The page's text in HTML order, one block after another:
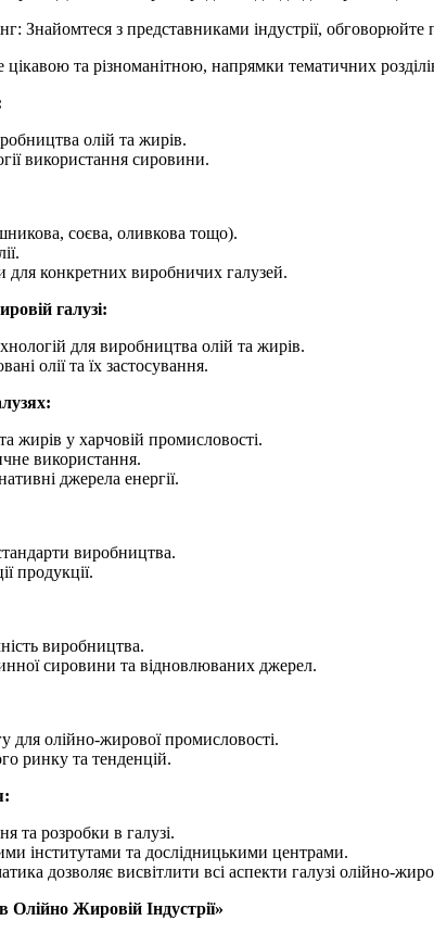
Знайомтеся з представниками індустрії, обговорюйте
та різноманітною, напрямки тематичних
олій та жирів.
використання сировини.
соєва, оливкова тощо).
для конкретних виробничих галузей.
галузі:
для виробництва олій та жирів.
олії та їх застосування.
жирів у харчовій промисловості.
використання.
джерела енергії.
виробництва.
продукції.
виробництва.
сировини та відновлюваних джерел.
для олійно-жирової промисловості.
ринку та тенденцій.
та розробки в галузі.
інститутами та дослідницькими центрами.
дозволяє висвітлити всі аспекти галузі олійно-
Олійно Жировій Індустрії»